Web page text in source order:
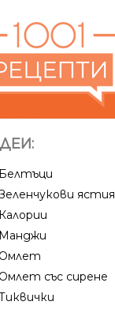
Белтъци
ястия
Калории
Манджи
Омлет
Омлет със сирене